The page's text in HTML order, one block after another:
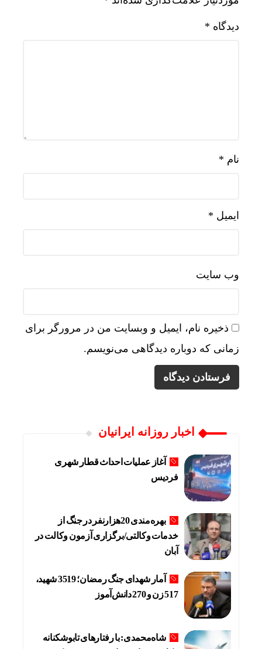
دیدگاه *
نام *
ایمیل *
وب‌ سایت
ذخیره نام، ایمیل و وبسایت من در مرورگر برای
زمانی که دوباره دیدگاهی می‌نویسم.
اخبار روزانه ایرانیان
آغاز عملیات احداث قطار شهری
فردیس
بهره‌مندی 20هزارنفر در جنگ از
خدمات وکالتی/برگزاری آزمون وکالت در
آبان
آمار شهدای جنگ رمضان؛ 3519 شهید،
517 زن و 270 دانش‌آموز
شاه‌محمدی: با رفتارهای تابوشکنانه